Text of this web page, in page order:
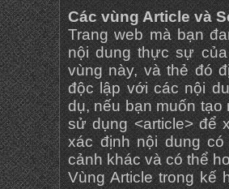
Các vùng Article và
Trang web mà bạn
nội dung thực sự
vùng này, và thẻ đó
độc lập với các nội
dụ, nếu bạn muốn
sử dụng <article> để
xác định nội dung
cảnh khác và có thể
Vùng Article trong kế